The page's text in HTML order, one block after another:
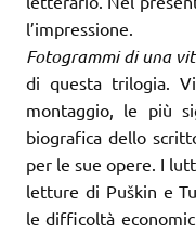
l’impressione.
Fotogrammi di una
di questa trilogia.
montaggio, le più
biografica dello
per le sue opere. I
letture di Puškin e
le difficoltà